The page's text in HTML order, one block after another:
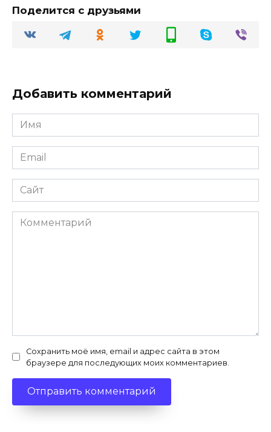
Поделится с друзьями
Добавить комментарий
Имя
Email
Сайт
Комментарий
Сохранить моё имя, email и адрес сайта в этом
браузере для последующих моих комментариев.